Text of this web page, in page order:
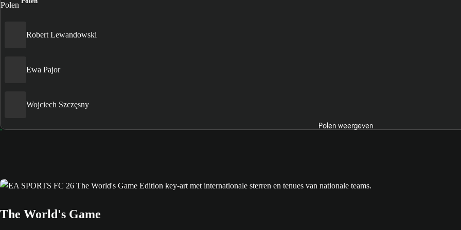
Robert Lewandowski
Ewa Pajor
Wojciech Szczęsny
Polen weergeven
The World's Game